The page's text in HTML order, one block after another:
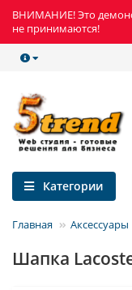
ВНИМАНИЕ! Это
не принимаются!
Категории
Главная Аксессуары
Шапка